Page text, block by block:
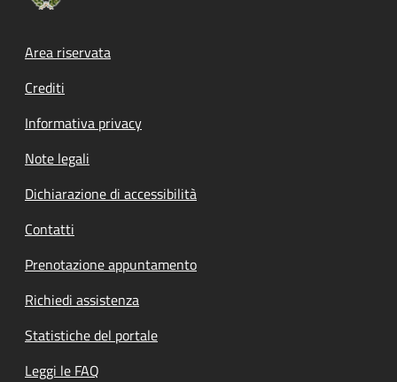
Footer menu
Area riservata
Crediti
Informativa privacy
Note legali
Dichiarazione di accessibilità
Contatti
Prenotazione appuntamento
Richiedi assistenza
Statistiche del portale
Leggi le FAQ